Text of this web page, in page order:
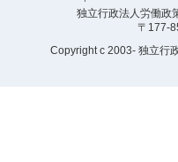
独立行政法人労働
〒177-
Copyright c 2003- 独立行